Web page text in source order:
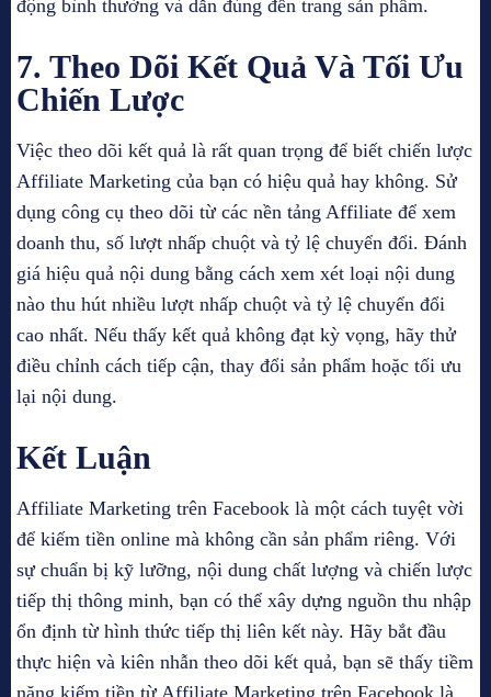
động bình thường và dẫn đúng đến trang sản phẩm.
7. Theo Dõi Kết Quả Và Tối Ưu
Chiến Lược
Việc theo dõi kết quả là rất quan trọng để biết chiến lược
Affiliate Marketing của bạn có hiệu quả hay không. Sử
dụng công cụ theo dõi từ các nền tảng Affiliate để xem
doanh thu, số lượt nhấp chuột và tỷ lệ chuyển đổi. Đánh
giá hiệu quả nội dung bằng cách xem xét loại nội dung
nào thu hút nhiều lượt nhấp chuột và tỷ lệ chuyển đổi
cao nhất. Nếu thấy kết quả không đạt kỳ vọng, hãy thử
điều chỉnh cách tiếp cận, thay đổi sản phẩm hoặc tối ưu
lại nội dung.
Kết Luận
Affiliate Marketing trên Facebook là một cách tuyệt vời
để kiếm tiền online mà không cần sản phẩm riêng. Với
sự chuẩn bị kỹ lưỡng, nội dung chất lượng và chiến lược
tiếp thị thông minh, bạn có thể xây dựng nguồn thu nhập
ổn định từ hình thức tiếp thị liên kết này. Hãy bắt đầu
thực hiện và kiên nhẫn theo dõi kết quả, bạn sẽ thấy tiềm